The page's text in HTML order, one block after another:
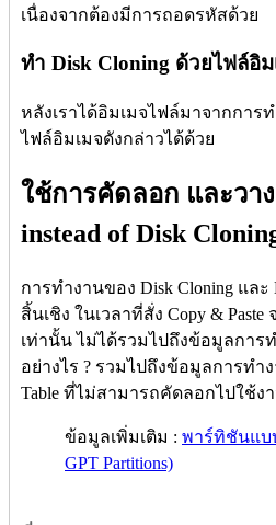
เนื่องจากต้องมีการถอดรหัสด้วย
ทำ Disk Cloning ด้วยไฟล์อิม
หลังเราได้อิมเมจไฟล์มาจากการ
ไฟล์อิมเมจดังกล่าวได้ด้วย
ใช้การคัดลอก และวาง
instead of Disk
การทำงานของ Disk Cloning แล
สิ้นเชิง ในเวลาที่สั่ง Copy &
เท่านั้น ไม่ได้รวมไปถึงข้อมูลการ
อย่างไร ? รวมไปถึงข้อมูลการทำง
Table ที่ไม่สามารถคัดลอกไปใช้ง
ข้อมูลเพิ่มเติม : พาร์ทิชันแบ
GPT Partitions)